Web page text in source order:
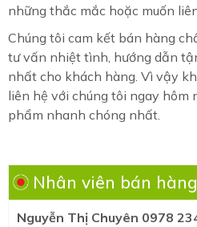
những thắc mắc hoặc muốn
Chúng tôi cam kết bán hàng
tư vấn nhiệt tình, hướng dẫn
nhất cho khách hàng. Vì vậy
liên hệ với chúng tôi ngay hôm
phẩm nhanh chóng nhất.
Nhân viên bán hàng
Nguyễn Thị Chuyên 0978